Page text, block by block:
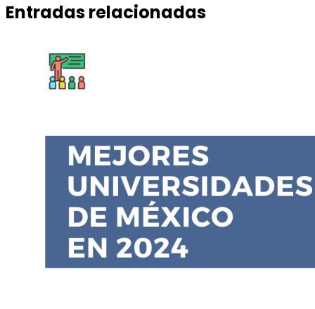
Entradas relacionadas